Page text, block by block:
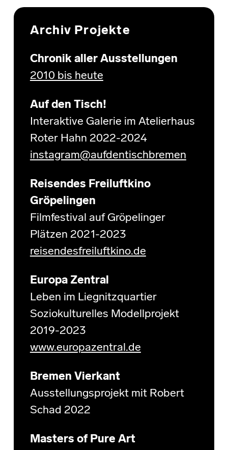
Archiv Projekte
Chronik aller Ausstellungen
2010 bis heute
Auf den Tisch!
Interaktive Galerie im Atelierhaus
Roter Hahn 2022-2024
instagram@aufdentischbremen
Reisendes Freiluftkino
Gröpelingen
Filmfestival auf Gröpelinger
Plätzen 2021-2023
reisendesfreiluftkino.de
Europa Zentral
Leben im Liegnitzquartier
Soziokulturelles Modellprojekt
2019-2023
www.europazentral.de
Bremen Vierkant
Ausstellungsprojekt mit Robert
Schad 2022
Masters of Pure Art